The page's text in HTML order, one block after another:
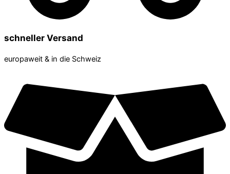
schneller Versand
europaweit & in die Schweiz